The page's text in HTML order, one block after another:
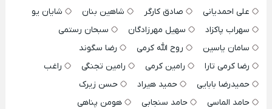
علی احمدیانی
صادق کارگر شاهین بنان
شایان یو
سهراب پاکزاد
سهیل مهرزادگان
سبحان رستمی
سامان یاسین
روح الله کرمی
رضا سگوند
رضا کرمی تارا
رامین کرمی رامین تجنگی
راغب
حمیدرضا بابایی
حمید هیراد
حسن زیرک
حامد الماسی
حامد سنجابی
هومن پناهی